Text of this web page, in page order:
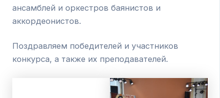
ансамблей и оркестров баянистов и
аккордеонистов.
Поздравляем победителей и участников
конкурса, а также их преподавателей.